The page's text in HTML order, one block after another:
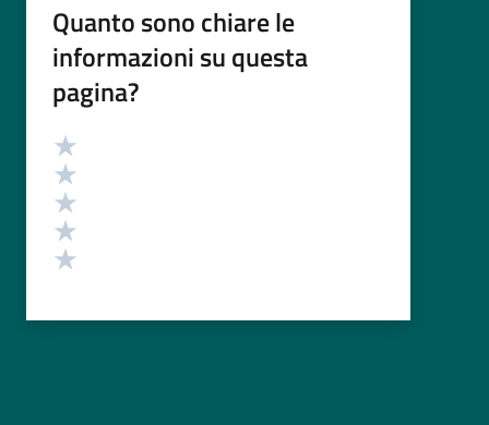
Quanto sono chiare le
informazioni su questa
pagina?
Valutazione